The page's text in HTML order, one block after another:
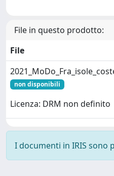
File in questo prodotto:
File
non disponibili
Licenza: DRM non definito
I documenti in IRIS